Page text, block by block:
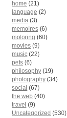
home (21)
language (2)
media (3)
memoires (6)
motoring (60)
movies (9)
music (22)
pets (6)
philosophy (19)
photography (34)
social (67)
the web (40)
travel (9)
Uncategorized (530)